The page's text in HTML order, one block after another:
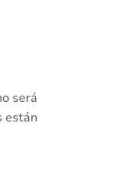
será
están